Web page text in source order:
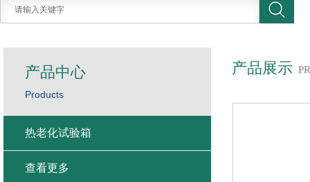
产品展示
产品中心
Products
热老化试验箱
查看更多